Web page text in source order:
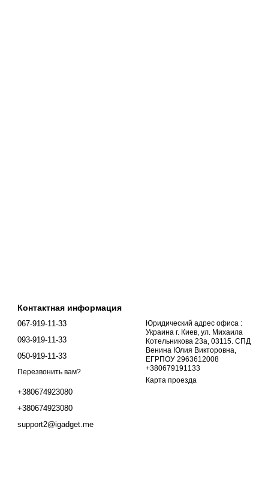
Контактная информация
067-919-11-33
093-919-11-33
050-919-11-33
Перезвонить вам?
+380674923080
+380674923080
support2@igadget.me
Юридический адрес офиса :
Украина г. Киев, ул. Михаила
Котельникова 23а, 03115. СПД
Венина Юлия Викторовна,
ЕГРПОУ 2963612008
+380679191133
Карта проезда